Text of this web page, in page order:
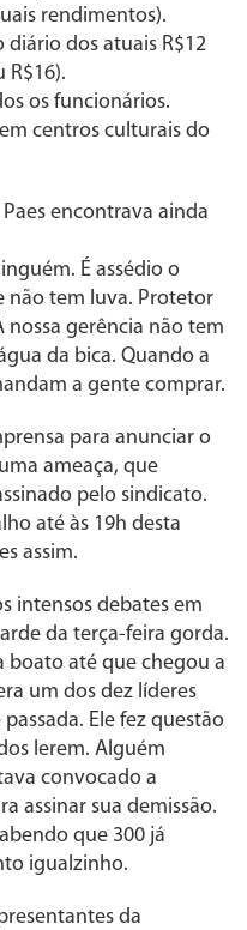
rendimentos).
dos atuais R$12
R$16).
os funcionários.
centros culturais do
encontrava ainda
É assédio o
não tem luva. Protetor
nossa gerência não tem
da bica. Quando a
a gente comprar.
para anunciar o
ameaça, que
pelo sindicato.
até às 19h desta
assim.
intensos debates em
da terça-feira gorda.
boato até que chegou a
um dos dez líderes
Ele fez questão
lerem. Alguém
convocado a
assinar sua demissão.
que 300 já
igualzinho.
da